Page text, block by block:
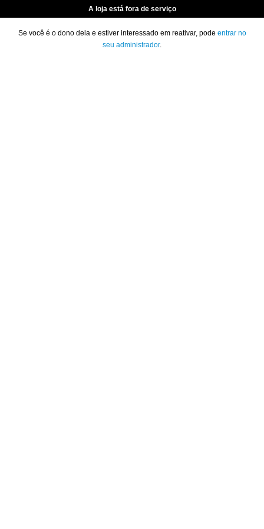
A loja está fora de serviço
Se você é o dono dela e estiver interessado em reativar, pode entrar no
seu administrador.